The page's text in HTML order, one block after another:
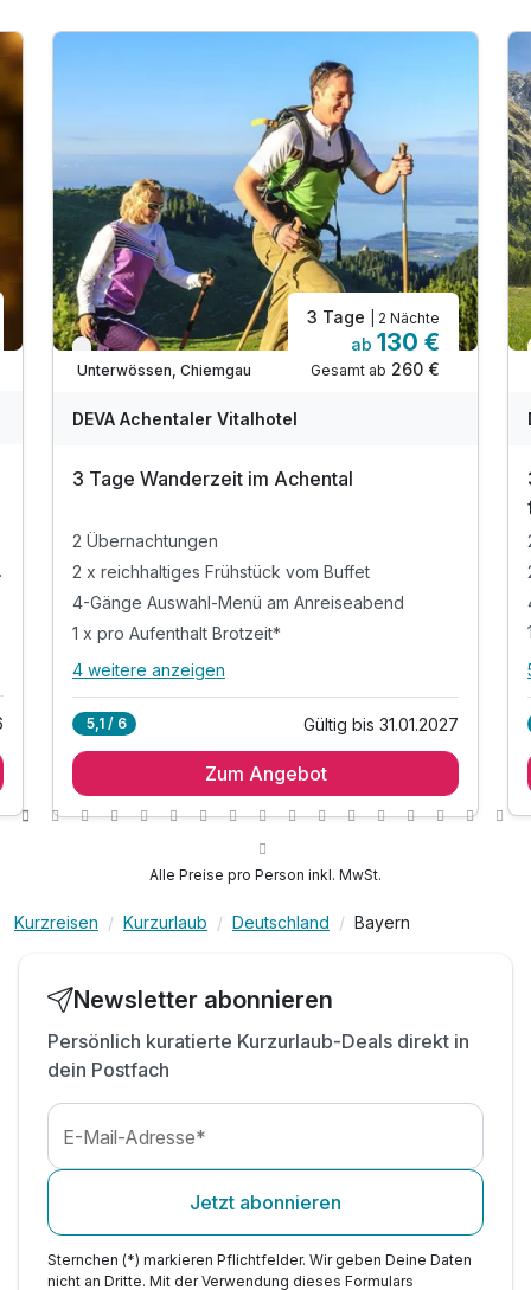
Verfügbar bis Dezember
Unterwössen, Chiemgau
3 Tage | 2 Nächte
ab 130 €
Gesamt ab 260 €
DEVA Achentaler Vitalhotel
3 Tage Wanderzeit im Achental
2 Übernachtungen
2 x reichhaltiges Frühstück vom Buffet
4-Gänge Auswahl-Menü am Anreiseabend
1 x pro Aufenthalt Brotzeit*
Alle Inklusivleistungen
2 x reichhaltiges Frühstück vom Buffet
4-Gänge Auswahl-Menü am Anreiseabend
Welcomedrink am Anreiseabend
inkl. Bademantel & Frotteeslipper
4 weitere anzeigen
5,1 / 6 Gültig bis 31.01.2027
Zum Angebot
Alle Preise pro Person inkl. MwSt.
Kurzreisen Kurzurlaub Deutschland Bayern
Newsletter abonnieren
Persönlich kuratierte Kurzurlaub-Deals direkt in
dein Postfach
E-Mail-Adresse*
Jetzt abonnieren
Sternchen (*) markieren Pflichtfelder. Wir geben Deine Daten
nicht an Dritte. Mit der Verwendung dieses Formulars